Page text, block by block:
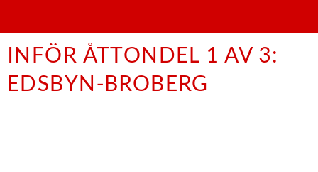
INFÖR ÅTTONDEL 1 AV 3:
EDSBYN-BROBERG